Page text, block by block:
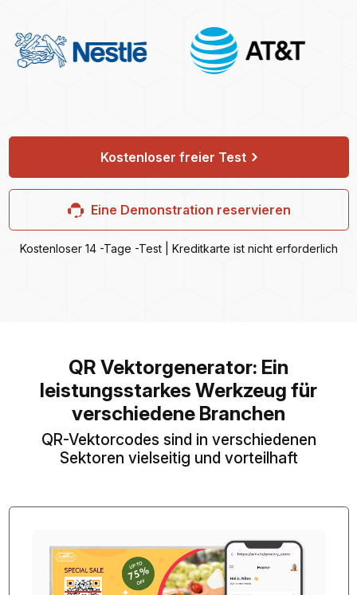
Kostenloser freier Test
Eine Demonstration reservieren
Kostenloser 14 -Tage -Test | Kreditkarte ist nicht erforderlich
QR Vektorgenerator: Ein
leistungsstarkes Werkzeug für
verschiedene Branchen
QR-Vektorcodes sind in verschiedenen
Sektoren vielseitig und vorteilhaft